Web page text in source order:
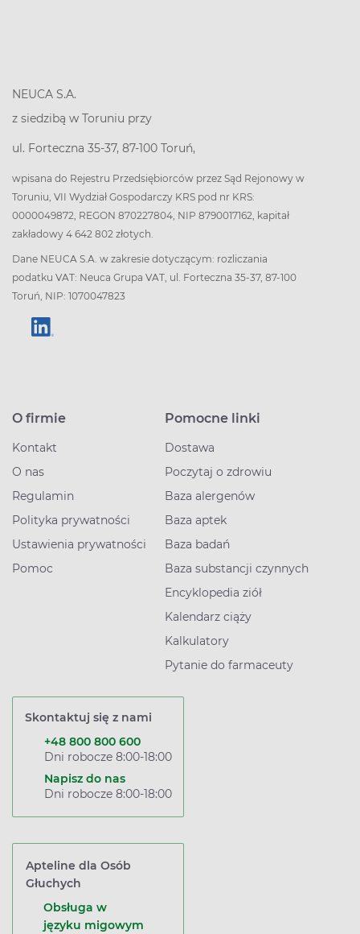
NEUCA S.A.
z siedzibą w Toruniu przy
ul. Forteczna 35-37, 87-100 Toruń,
wpisana do Rejestru Przedsiębiorców przez Sąd Rejonowy w
Toruniu, VII Wydział Gospodarczy KRS pod nr KRS:
0000049872, REGON 870227804, NIP 8790017162, kapitał
zakładowy 4 642 802 złotych.
Dane NEUCA S.A. w zakresie dotyczącym: rozliczania
podatku VAT: Neuca Grupa VAT, ul. Forteczna 35-37, 87-100
Toruń, NIP: 1070047823
O firmie
Kontakt
O nas
Regulamin
Polityka prywatności
Ustawienia prywatności
Pomoc
Pomocne linki
Dostawa
Poczytaj o zdrowiu
Baza alergenów
Baza aptek
Baza badań
Baza substancji czynnych
Encyklopedia ziół
Kalendarz ciąży
Kalkulatory
Pytanie do farmaceuty
Skontaktuj się z nami
+48 800 800 600
Dni robocze 8:00-18:00
Napisz do nas
Dni robocze 8:00-18:00
Apteline dla Osób
Głuchych
Obsługa w
języku migowym